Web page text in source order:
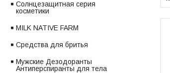
Солнцезащитная серия
косметики
MILK NATIVE FARM
Средства для бритья
Мужские Дезодоранты
Антиперспиранты для тела